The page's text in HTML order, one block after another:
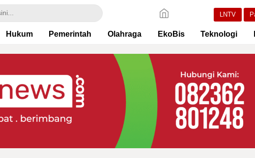
LNTV
Hukum Pemerintah Olahraga EkoBis Teknologi